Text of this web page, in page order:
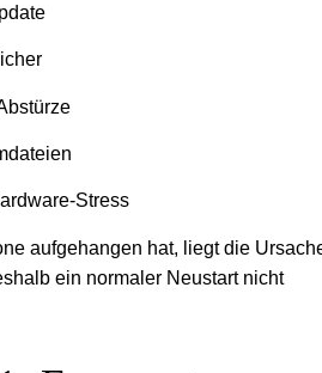
Stress
aufgehangen hat, liegt die
ein normaler Neustart nicht